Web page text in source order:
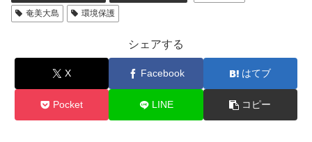
奄美大島
環境保護
シェアする
X Facebook はてブ
Pocket LINE コピー